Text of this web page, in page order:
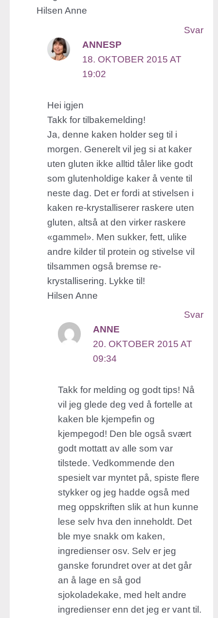
Hilsen Anne
Svar
ANNESP
18. OKTOBER 2015 AT
19:02
Hei igjen
Takk for tilbakemelding!
Ja, denne kaken holder seg til i
morgen. Generelt vil jeg si at kaker
uten gluten ikke alltid tåler like godt
som glutenholdige kaker å vente til
neste dag. Det er fordi at stivelsen i
kaken re-krystalliserer raskere uten
gluten, altså at den virker raskere
«gammel». Men sukker, fett, ulike
andre kilder til protein og stivelse vil
tilsammen også bremse re-
krystallisering. Lykke til!
Hilsen Anne
Svar
ANNE
20. OKTOBER 2015 AT
09:34
Takk for melding og godt tips! Nå
vil jeg glede deg ved å fortelle at
kaken ble kjempefin og
kjempegod! Den ble også svært
godt mottatt av alle som var
tilstede. Vedkommende den
spesielt var myntet på, spiste flere
stykker og jeg hadde også med
meg oppskriften slik at hun kunne
lese selv hva den inneholdt. Det
ble mye snakk om kaken,
ingredienser osv. Selv er jeg
ganske forundret over at det går
an å lage en så god
sjokoladekake, med helt andre
ingredienser enn det jeg er vant til.